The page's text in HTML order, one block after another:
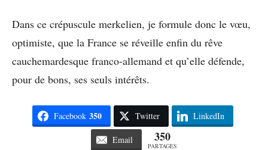
Dans ce crépuscule merkelien, je formule donc le vœu,
optimiste, que la France se réveille enfin du rêve
cauchemardesque franco-allemand et qu’elle défende,
pour de bons, ses seuls intérêts.
Facebook 350 Twitter LinkedIn
Email 350
PARTAGES